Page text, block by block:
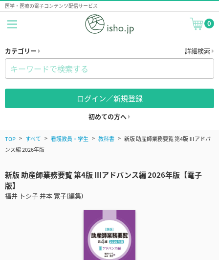
医学・医療の電子コンテンツ配信サービス
0
カテゴリー 詳細検索
ログイン／新規登録
初めての方へ
TOP すべて 看護教員・学生 教科書
新版 助産師業務要覧 第4版 Ⅲアドバ
ンス編 2026年版
新版 助産師業務要覧 第4版 Ⅲアドバンス編 2026年版【電子
版】
福井 トシ子 井本 寛子(編集)